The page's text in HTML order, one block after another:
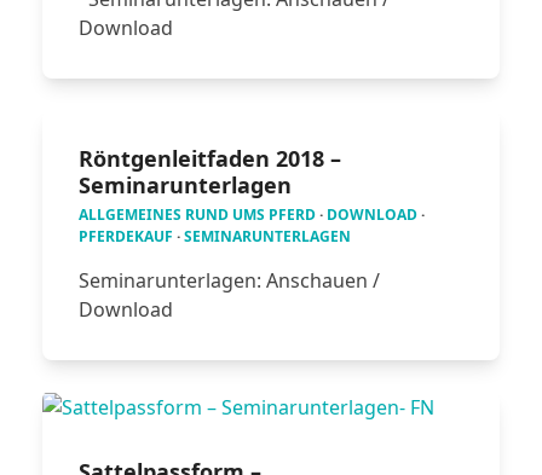
Download
Röntgenleitfaden 2018 –
Seminarunterlagen
ALLGEMEINES RUND UMS PFERD· DOWNLOAD·
PFERDEKAUF ·SEMINARUNTERLAGEN
Seminarunterlagen: Anschauen /
Download